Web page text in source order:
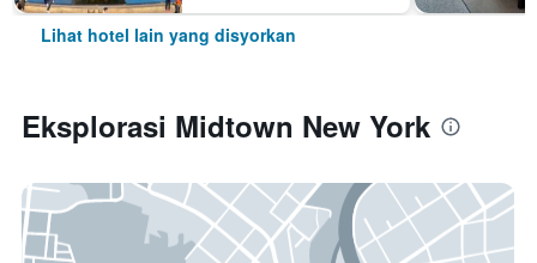
Lihat hotel lain yang disyorkan
Eksplorasi Midtown New York